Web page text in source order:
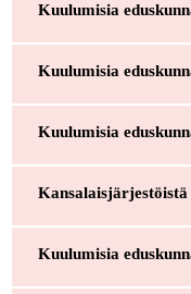
Kuulumisia
Kuulumisia
Kuulumisia
Kansalaisjärjestöistä
Kuulumisia